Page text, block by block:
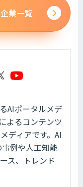
業一覧
AIポータルメデ
よるコンテンツ
ディアです。AI
例や人工知能
ス、トレンド